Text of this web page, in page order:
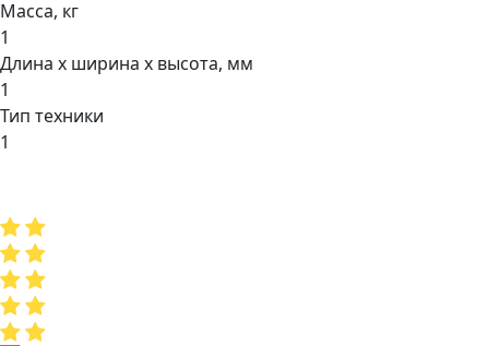
Масса, кг
1
Длина х ширина х высота, мм
1
Тип техники
1